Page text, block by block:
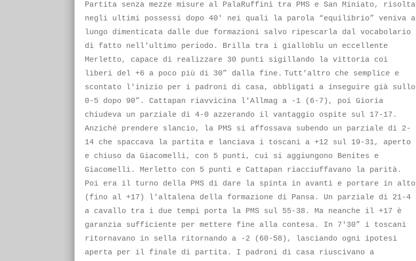
Partita senza mezze misure al PalaRuffini tra PMS e San Miniato, risolta
negli ultimi possessi dopo 40' nei quali la parola “equilibrio” veniva a
lungo dimenticata dalle due formazioni salvo ripescarla dal vocabolario
di fatto nell'ultimo periodo. Brilla tra i gialloblu un eccellente
Merletto, capace di realizzare 30 punti sigillando la vittoria coi
liberi del +6 a poco più di 30” dalla fine. Tutt'altro che semplice e
scontato l'inizio per i padroni di casa, obbligati a inseguire già sullo
0-5 dopo 90”. Cattapan riavvicina l'Allmag a -1 (6-7), poi Gioria
chiudeva un parziale di 4-0 azzerando il vantaggio ospite sul 17-17.
Anziché prendere slancio, la PMS si affossava subendo un parziale di 2-
14 che spaccava la partita e lanciava i toscani a +12 sul 19-31, aperto
e chiuso da Giacomelli, con 5 punti, cui si aggiungono Benites e
Giacomelli. Merletto con 5 punti e Cattapan riacciuffavano la parità.
Poi era il turno della PMS di dare la spinta in avanti e portare in alto
(fino al +17) l'altalena della formazione di Pansa. Un parziale di 21-4
a cavallo tra i due tempi porta la PMS sul 55-38. Ma neanche il +17 è
garanzia sufficiente per mettere fine alla contesa. In 7'30” i toscani
ritornavano in sella ritornando a -2 (60-58), lasciando ogni ipotesi
aperta per il finale di partita. I padroni di casa riuscivano a